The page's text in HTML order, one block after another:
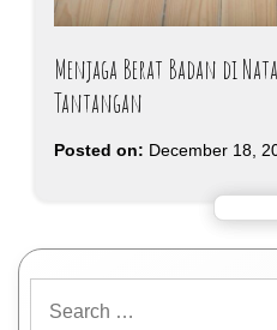
Menjaga Berat Badan di
Tantangan
Posted on: December 18,
for: